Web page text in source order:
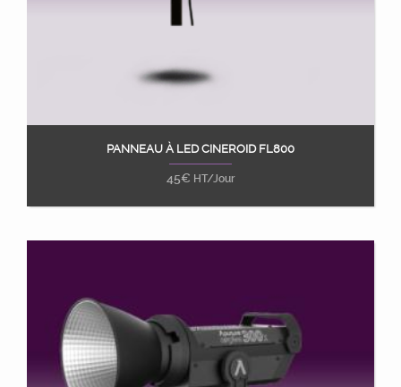
Ajouter au panier
PANNEAU À LED CINEROID FL800
45€ HT/Jour